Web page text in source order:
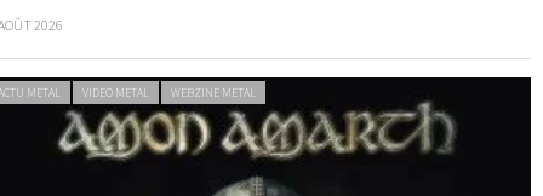
2026
METAL VIDEO METAL WEBZINE METAL